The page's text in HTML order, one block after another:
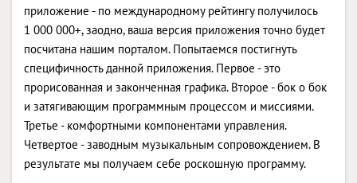
приложение - по международному рейтингу получилось
1 000 000+, заодно, ваша версия приложения точно будет
посчитана нашим порталом. Попытаемся постигнуть
специфичность данной приложения. Первое - это
прорисованная и законченная графика. Второе - бок о бок
и затягивающим программным процессом и миссиями.
Третье - комфортными компонентами управления.
Четвертое - заводным музыкальным сопровождением. В
результате мы получаем себе роскошную программу.